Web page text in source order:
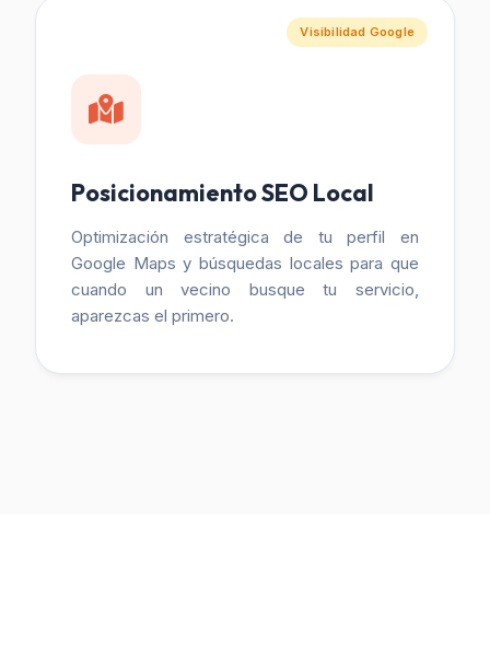
Visibilidad Google
Posicionamiento SEO Local
Optimización estratégica de tu perfil en
Google Maps y búsquedas locales para que
cuando un vecino busque tu servicio,
aparezcas el primero.